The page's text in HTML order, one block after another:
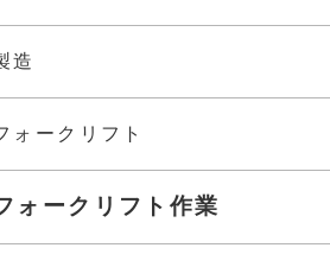
造
ォークリフト
ォークリフト作業